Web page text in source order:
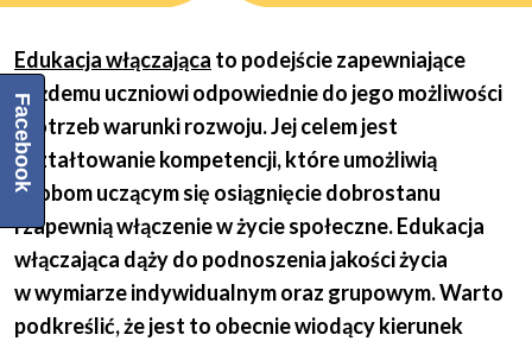
Edukacja włączająca to podejście zapewniające
każdemu uczniowi odpowiednie do jego możliwości
i potrzeb warunki rozwoju. Jej celem jest
kształtowanie kompetencji, które umożliwią
osobom uczącym się osiągnięcie dobrostanu
i zapewnią włączenie w życie społeczne. Edukacja
włączająca dąży do podnoszenia jakości życia
w wymiarze indywidualnym oraz grupowym. Warto
podkreślić, że jest to obecnie wiodący kierunek
Facebook